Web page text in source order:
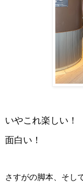
いやこれ楽しい！
面白い！
さすがの脚本、そし